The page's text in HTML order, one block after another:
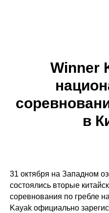
Winner
в
31 октября на Западном
состоялись вторые
соревнования по гребле
Kayak официально